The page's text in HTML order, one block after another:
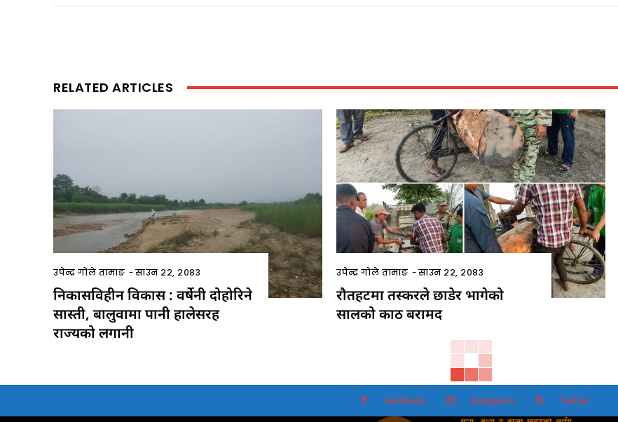
RELATED ARTICLES
उपेन्द्र गोले तामाङ -साउन २२, २०८३
निकासविहीन विकास : वर्षेनी दोहोरिने
सास्ती, बालुवामा पानी हालेसरह
राज्यको लगानी
उपेन्द्र गोले तामाङ -साउन २२, २०८३
रौतहटमा तस्करले छाडेर भागेको
सालको काठ बरामद
Facebook Instagram Twitter